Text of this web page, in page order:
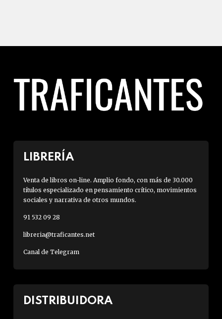
LIBRERÍA
Venta de libros on-line. Amplio fondo, con más de 30.000
títulos especializado en pensamiento crítico, movimientos
sociales y narrativa de otros mundos.
91 532 09 28
libreria@traficantes.net
Canal de Telegram
DISTRIBUIDORA